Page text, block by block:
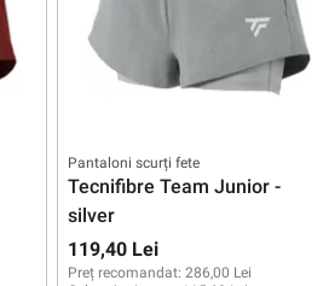
Pantaloni scurți fete
Tecnifibre Team Junior -
silver
119,40 Lei
Preț recomandat: 286,00 Lei